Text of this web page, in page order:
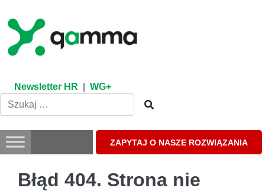
content
Newsletter HR WG+
ZAPYTAJ O NASZE ROZWIĄZANIA
Błąd 404. Strona nie